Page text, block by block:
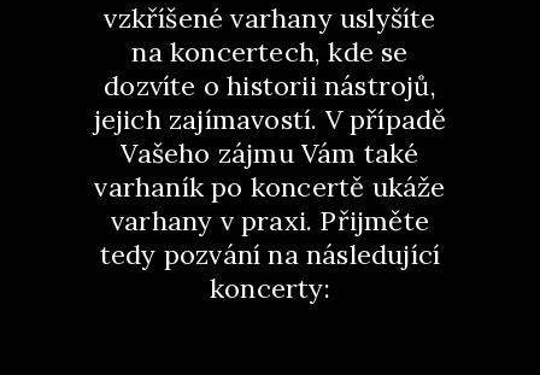
vzkříšené varhany uslyšíte
na koncertech, kde se
dozvíte o historii nástrojů,
jejich zajímavostí. V případě
Vašeho zájmu Vám také
varhaník po koncertě ukáže
varhany v praxi. Přijměte
tedy pozvání na následující
koncerty: